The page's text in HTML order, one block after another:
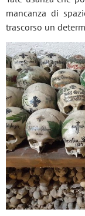
mancanza di
trascorso un